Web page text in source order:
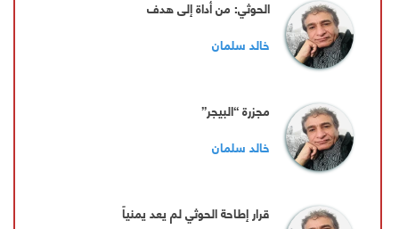
الحوثي: من أداة إلى هدف
خالد سلمان
‏مجزرة “البيجر”
خالد سلمان
قرار إطاحة الحوثي لم يعد يمنياً